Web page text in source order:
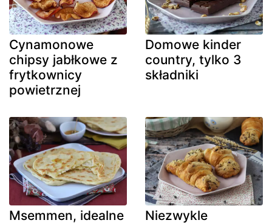
Cynamonowe
chipsy jabłkowe z
frytkownicy
powietrznej
Domowe kinder
country, tylko 3
składniki
Msemmen, idealne
Niezwykle